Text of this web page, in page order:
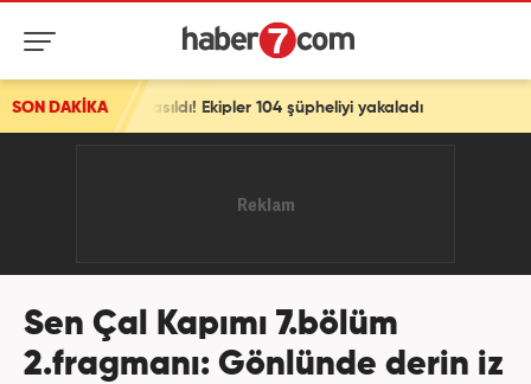
SON DAKİKA
Ekipler 104 şüpheliyi yakaladı
Sen Çal Kapımı 7.bölüm
2.fragmanı: Gönlünde derin iz